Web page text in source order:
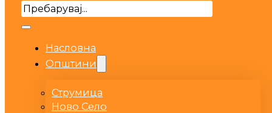
Search
Насловна
Општини
Струмица
Ново Село